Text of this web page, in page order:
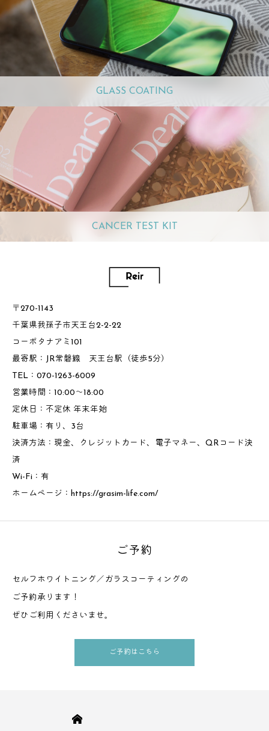
GLASS COATING
CANCER TEST KIT
〒270-1143
千葉県我孫子市天王台2-2-22
コーポタナアミ101
最寄駅：JR常磐線 天王台駅（徒歩5分）
TEL：070-1263-6009
営業時間：10:00～18:00
定休日：不定休 年末年始
駐車場：有り、3台
決済方法：現金、クレジットカード、電子マネー、QRコード決
済
Wi-Fi：有
ホームページ： https://grasim-life.com/
ご予約
セルフホワイトニング／ガラスコーティングの
ご予約承ります！
ぜひご利用くださいませ。
ご予約はこちら